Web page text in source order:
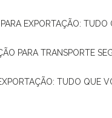
PARA EXPORTAÇÃO:
PARA TRANSPORTE
TUDO QUE